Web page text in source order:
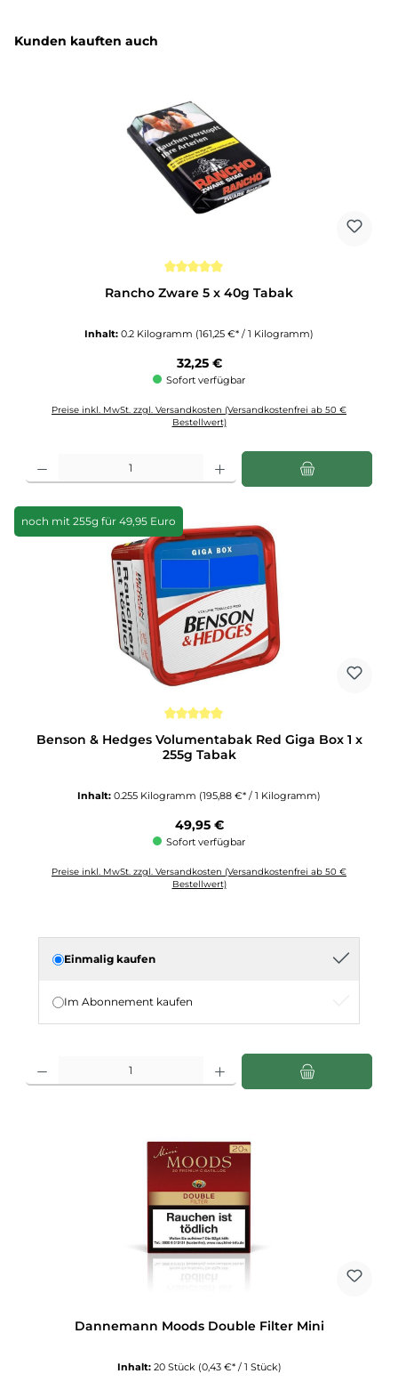
Produktgalerie überspringen
Kunden kauften auch
Rancho Zware 5 x 40g Tabak
Inhalt: 0.2 Kilogramm (161,25 €* / 1 Kilogramm)
Regulärer Preis:
32,25 €
Sofort verfügbar
Preise inkl. MwSt. zzgl. Versandkosten (Versandkostenfrei ab 50 €
Bestellwert)
noch mit 255g für 49,95 Euro
Benson & Hedges Volumentabak Red Giga Box 1 x
255g Tabak
Inhalt: 0.255 Kilogramm (195,88 €* / 1 Kilogramm)
Regulärer Preis:
49,95 €
Sofort verfügbar
Preise inkl. MwSt. zzgl. Versandkosten (Versandkostenfrei ab 50 €
Bestellwert)
Einmalig kaufen
Im Abonnement kaufen
Produkt Anzahl: Gib den gewünschten Wert ein oder benutze die Schaltflächen
Dannemann Moods Double Filter Mini
Inhalt: 20 Stück (0,43 €* / 1 Stück)